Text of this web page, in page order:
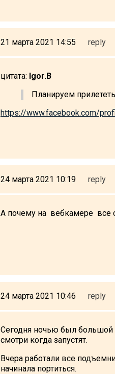
21 марта 2021 14:55 reply
цитата: Igor.B
Планируем
https://www.facebook.com/
24 марта 2021 10:19 reply
А почему на вебкамере все
24 марта 2021 10:46 reply
Сегодня ночью был большой
смотри когда запустят.
Вчера работали все
начинала портиться.